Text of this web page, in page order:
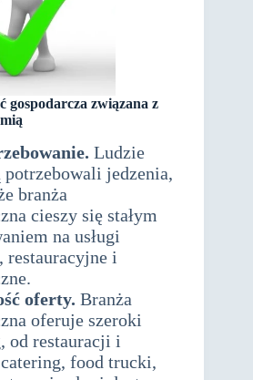
gospodarcza związana z
Ludzie
potrzebowali jedzenia,
branża
cieszy się stałym
na usługi
restauracyjne i
oferty. Branża
oferuje szeroki
od restauracji i
food trucki,